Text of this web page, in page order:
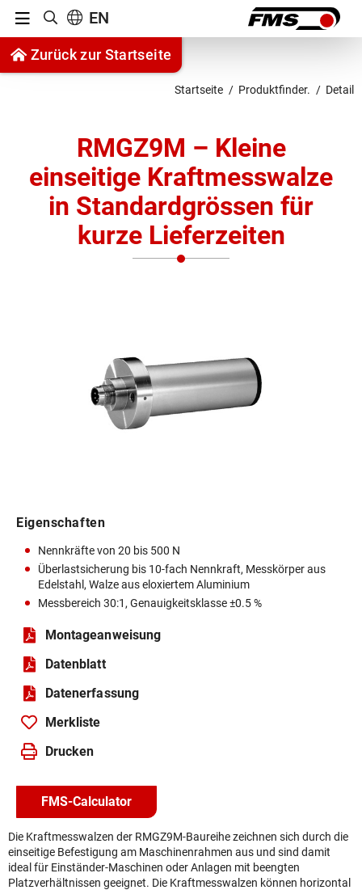
Zur Navigation springen
Menu
Suche anzeigen
EN
Zurück zur Startseite
Startseite Produktfinder. Detail
RMGZ9M – Kleine
einseitige Kraftmesswalze
in Standardgrössen für
kurze Lieferzeiten
Eigenschaften
Nennkräfte von 20 bis 500 N
Überlastsicherung bis 10-fach Nennkraft, Messkörper aus
Edelstahl, Walze aus eloxiertem Aluminium
Messbereich 30:1, Genauigkeitsklasse ±0.5 %
Montageanweisung
Datenblatt
Daten­erfassung
Merkliste
Drucken
FMS-Calculator
Die Kraftmesswalzen der RMGZ9M-Baureihe zeichnen sich durch die
einseitige Befestigung am Maschinenrahmen aus und sind damit
ideal für Einständer-Maschinen oder Anlagen mit beengten
Platzverhältnissen geeignet. Die Kraftmesswalzen können horizontal